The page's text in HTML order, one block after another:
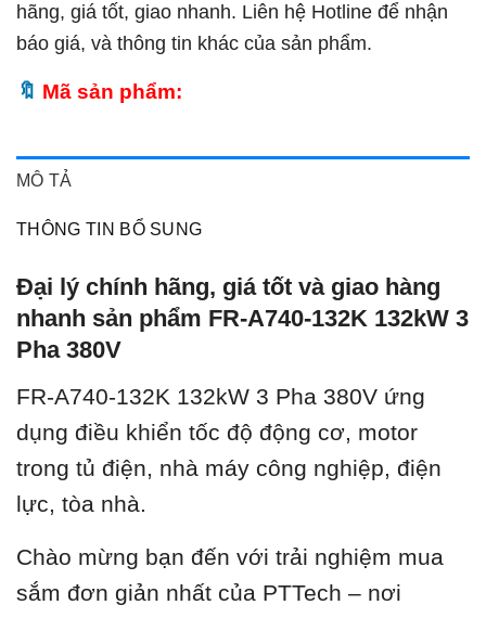
hãng, giá tốt, giao nhanh. Liên hệ Hotline để nhận
báo giá, và thông tin khác của sản phẩm.
Mã sản phẩm:
MÔ TẢ
THÔNG TIN BỔ SUNG
Đại lý chính hãng, giá tốt và giao hàng
nhanh sản phẩm FR-A740-132K 132kW 3
Pha 380V
FR-A740-132K 132kW 3 Pha 380V ứng
dụng điều khiển tốc độ động cơ, motor
trong tủ điện, nhà máy công nghiệp, điện
lực, tòa nhà.
Chào mừng bạn đến với trải nghiệm mua
sắm đơn giản nhất của PTTech – nơi